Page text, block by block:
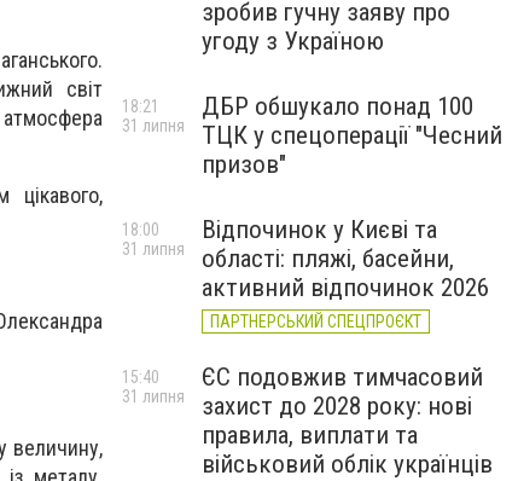
світ
цікавого,
величину,
зробив гучну заяву про
угоду з Україною
ДБР обшукало понад 100
ТЦК у спецоперації "Чесний
призов"
18:21
31 липня
Відпочинок у Києві та
області: пляжі, басейни,
активний відпочинок 2026
ПАРТНЕРСЬКИЙ СПЕЦПРОЄКТ
18:00
31 липня
ЄС подовжив тимчасовий
захист до 2028 року: нові
правила, виплати та
військовий облік українців
15:40
31 липня